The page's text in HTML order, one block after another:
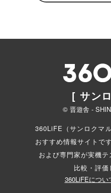
[ サン
© 晋遊舎 -
360LiFE（サンロクマ
おすすめ情報サイトで
および専門家が実機
比較・評価
360LiFEについ